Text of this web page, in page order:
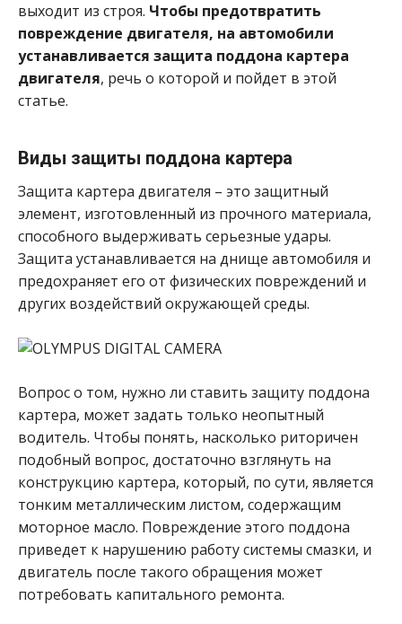
выходит из строя. Чтобы предотвратить
повреждение двигателя, на автомобили
устанавливается защита поддона картера
двигателя, речь о которой и пойдет в этой
статье.
Виды защиты поддона картера
Защита картера двигателя – это защитный
элемент, изготовленный из прочного материала,
способного выдерживать серьезные удары.
Защита устанавливается на днище автомобиля и
предохраняет его от физических повреждений и
других воздействий окружающей среды.
Вопрос о том, нужно ли ставить защиту поддона
картера, может задать только неопытный
водитель. Чтобы понять, насколько риторичен
подобный вопрос, достаточно взглянуть на
конструкцию картера, который, по сути, является
тонким металлическим листом, содержащим
моторное масло. Повреждение этого поддона
приведет к нарушению работу системы смазки, и
двигатель после такого обращения может
потребовать капитального ремонта.